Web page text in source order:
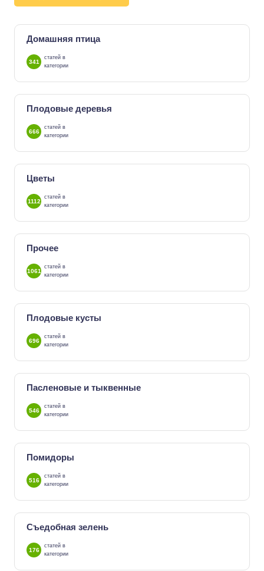
Домашняя птица
341
статей в
категории
Плодовые деревья
666
статей в
категории
Цветы
1112
статей в
категории
Прочее
1061
статей в
категории
Плодовые кусты
696
статей в
категории
Пасленовые и тыквенные
546
статей в
категории
Помидоры
516
статей в
категории
Съедобная зелень
176
статей в
категории